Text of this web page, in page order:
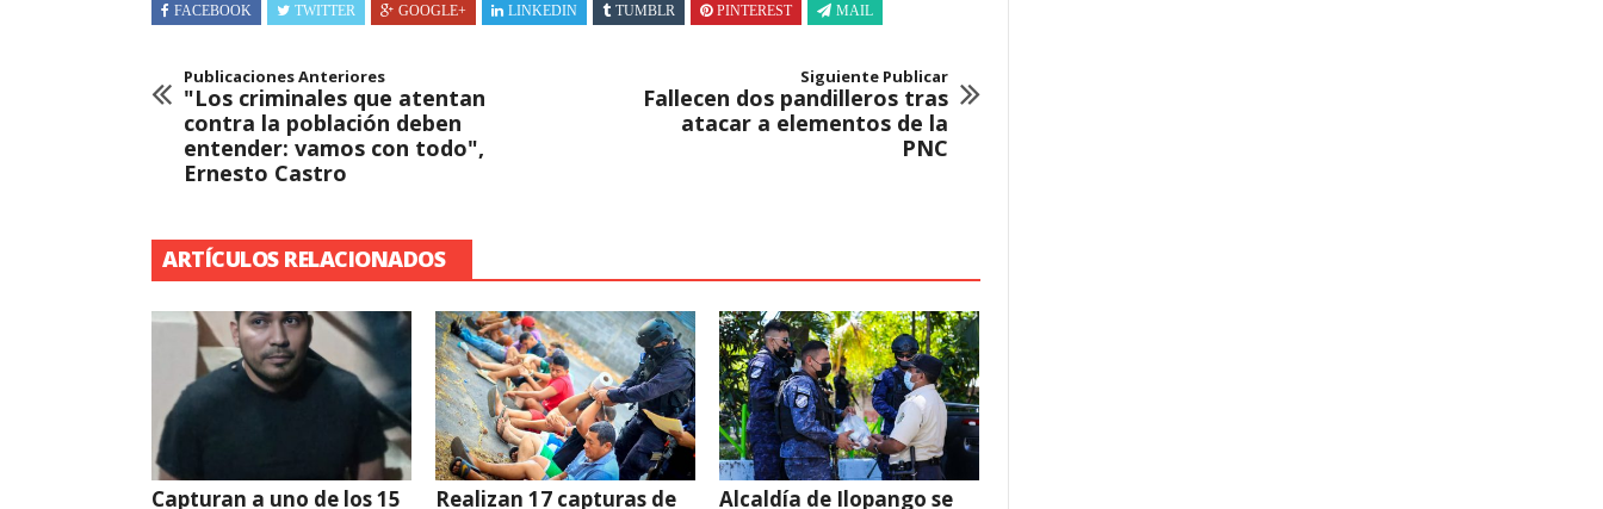
FACEBOOK TWITTER GOOGLE+ LINKEDIN TUMBLR PINTEREST MAIL
Publicaciones Anteriores
"Los criminales que atentan
contra la población deben
entender: vamos con todo",
Ernesto Castro
Siguiente Publicar
Fallecen dos pandilleros tras
atacar a elementos de la
PNC
ARTÍCULOS RELACIONADOS
Capturan a uno de los 15 Realizan 17 capturas de Alcaldía de Ilopango se